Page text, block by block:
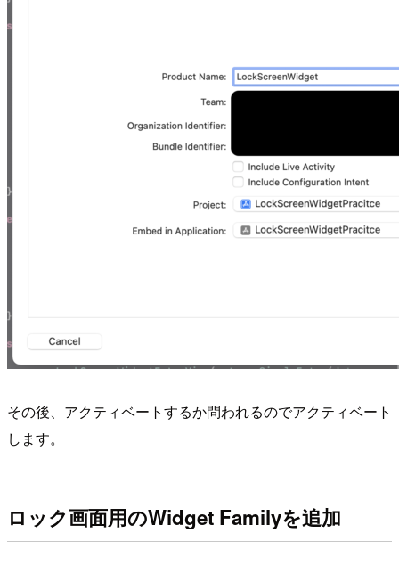
その後、アクティベートするか問われるのでアクティベート
します。
ロック画面用のWidget Familyを追加